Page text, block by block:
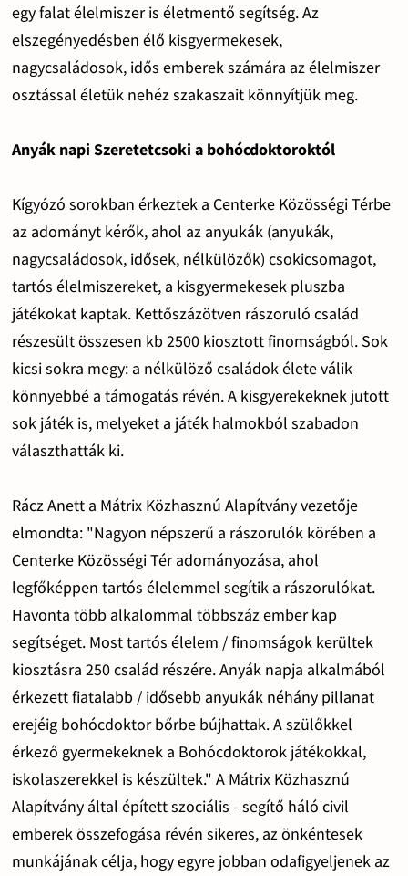
egy falat élelmiszer is életmentő segítség. Az
elszegényedésben élő kisgyermekesek,
nagycsaládosok, idős emberek számára az élelmiszer
osztással életük nehéz szakaszait könnyítjük meg.
Anyák napi Szeretetcsoki a bohócdoktoroktól
Kígyózó sorokban érkeztek a Centerke Közösségi Térbe
az adományt kérők, ahol az anyukák (anyukák,
nagycsaládosok, idősek, nélkülözők) csokicsomagot,
tartós élelmiszereket, a kisgyermekesek pluszba
játékokat kaptak. Kettőszázötven rászoruló család
részesült összesen kb 2500 kiosztott finomságból. Sok
kicsi sokra megy: a nélkülöző családok élete válik
könnyebbé a támogatás révén. A kisgyerekeknek jutott
sok játék is, melyeket a játék halmokból szabadon
választhatták ki.
Rácz Anett a Mátrix Közhasznú Alapítvány vezetője
elmondta: "Nagyon népszerű a rászorulók körében a
Centerke Közösségi Tér adományozása, ahol
legfőképpen tartós élelemmel segítik a rászorulókat.
Havonta több alkalommal többszáz ember kap
segítséget. Most tartós élelem / finomságok kerültek
kiosztásra 250 család részére. Anyák napja alkalmából
érkezett fiatalabb / idősebb anyukák néhány pillanat
erejéig bohócdoktor bőrbe bújhattak. A szülőkkel
érkező gyermekeknek a Bohócdoktorok játékokkal,
iskolaszerekkel is készültek." A Mátrix Közhasznú
Alapítvány által épített szociális - segítő háló civil
emberek összefogása révén sikeres, az önkéntesek
munkájának célja, hogy egyre jobban odafigyeljenek az